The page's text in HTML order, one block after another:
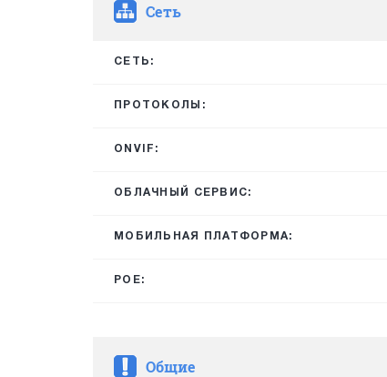
Сеть
СЕТЬ:
ПРОТОКОЛЫ:
ONVIF:
ОБЛАЧНЫЙ СЕРВИС:
МОБИЛЬНАЯ ПЛАТФОРМА:
POE:
Общие